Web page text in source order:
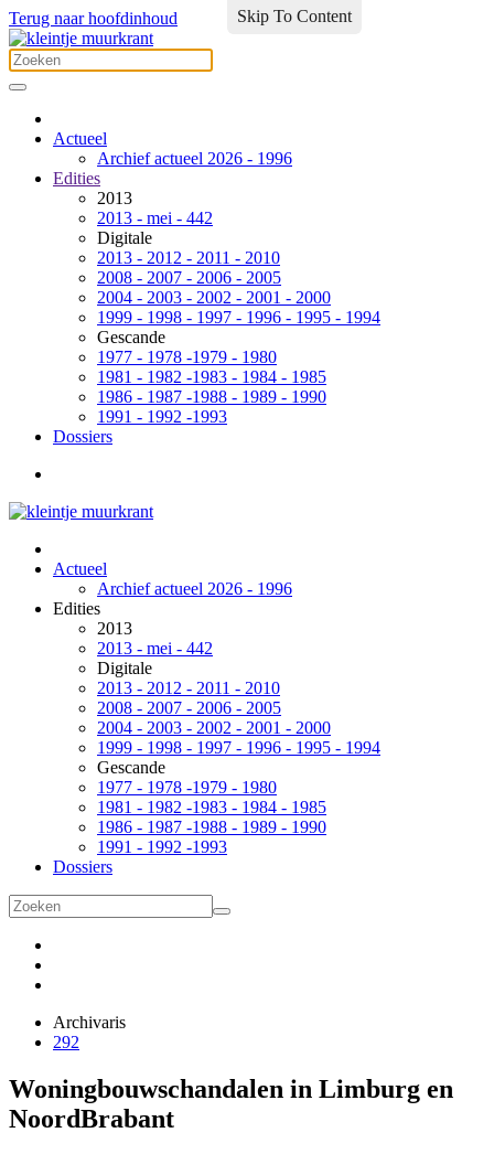
Terug naar hoofdinhoud Skip To Content
Actueel
Archief actueel 2026 - 1996
Edities
2013
2013 - mei - 442
Digitale
2013 - 2012 - 2011 - 2010
2008 - 2007 - 2006 - 2005
2004 - 2003 - 2002 - 2001 - 2000
1999 - 1998 - 1997 - 1996 - 1995 - 1994
Gescande
1977 - 1978 -1979 - 1980
1981 - 1982 -1983 - 1984 - 1985
1986 - 1987 -1988 - 1989 - 1990
1991 - 1992 -1993
Dossiers
Actueel
Archief actueel 2026 - 1996
Edities
2013
2013 - mei - 442
Digitale
2013 - 2012 - 2011 - 2010
2008 - 2007 - 2006 - 2005
2004 - 2003 - 2002 - 2001 - 2000
1999 - 1998 - 1997 - 1996 - 1995 - 1994
Gescande
1977 - 1978 -1979 - 1980
1981 - 1982 -1983 - 1984 - 1985
1986 - 1987 -1988 - 1989 - 1990
1991 - 1992 -1993
Dossiers
Archivaris
292
Woningbouwschandalen in Limburg en
NoordBrabant